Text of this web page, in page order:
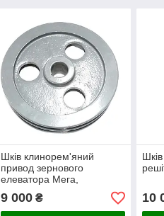
Шків клинорем'яний
привод зернового
елеватора Мега,
Домінатор
9 000₴ 10